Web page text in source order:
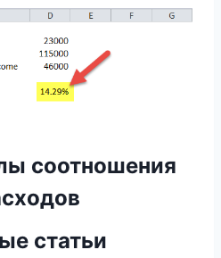
соотношения
статьи